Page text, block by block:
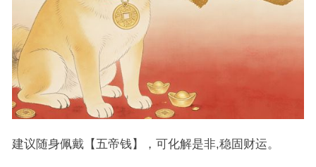
建议随身佩戴【五帝钱】，可化解是非,稳固财运。